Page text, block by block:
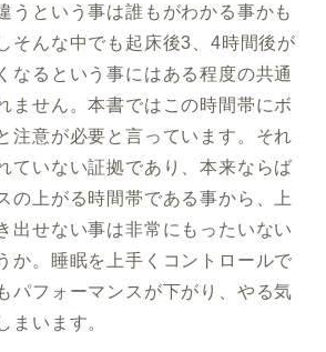
うという事は誰もがわかる事かも
そんな中でも起床後3、4時間後が
なるという事にはある程度の共通
ません。本書ではこの時間帯にボ
注意が必要と言っています。それ
ていない証拠であり、本来ならば
の上がる時間帯である事から、上
出せない事は非常にもったいない
か。睡眠を上手くコントロールで
パフォーマンスが下がり、やる気
まいます。